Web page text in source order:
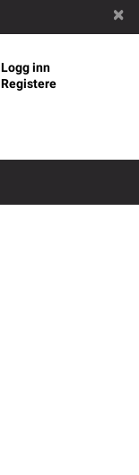
Logg inn
Registere